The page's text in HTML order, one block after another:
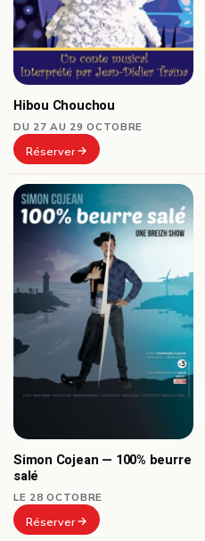
Hibou Chouchou
DU 27 AU 29 OCTOBRE
Réserver
Simon Cojean — 100% beurre
salé
LE 28 OCTOBRE
Réserver